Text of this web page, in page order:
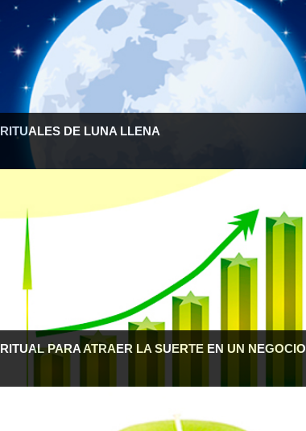
RITUALES DE LUNA LLENA
RITUAL PARA ATRAER LA SUERTE EN UN NEGOCIO